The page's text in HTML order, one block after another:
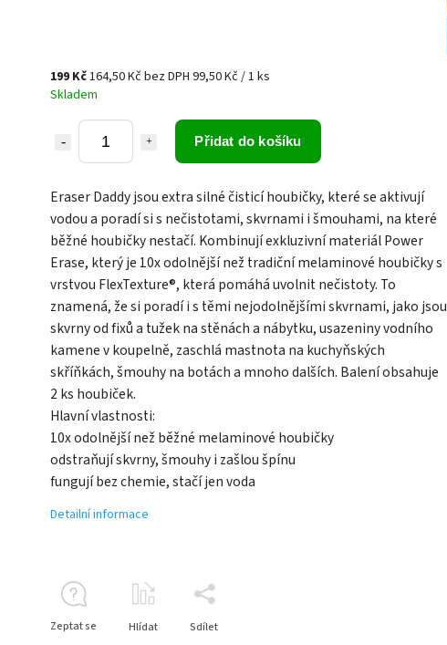
199 Kč164,50 Kč bez DPH 99,50 Kč / 1 ks
Skladem
Přidat do košíku
Eraser Daddy jsou extra silné čisticí houbičky, které se aktivují
vodou a poradí si s nečistotami, skvrnami i šmouhami, na které
běžné houbičky nestačí. Kombinují exkluzivní materiál Power
Erase, který je 10x odolnější než tradiční melaminové houbičky s
vrstvou FlexTexture®, která pomáhá uvolnit nečistoty. To
znamená, že si poradí i s těmi nejodolnějšími skvrnami, jako jsou
skvrny od fixů a tužek na stěnách a nábytku, usazeniny vodního
kamene v koupelně, zaschlá mastnota na kuchyňských
skříňkách, šmouhy na botách a mnoho dalších. Balení obsahuje
2 ks houbiček.
Hlavní vlastnosti:
10x odolnější než běžné melaminové houbičky
odstraňují skvrny, šmouhy i zašlou špínu
fungují bez chemie, stačí jen voda
Detailní informace
Zeptat se Hlídat Sdílet